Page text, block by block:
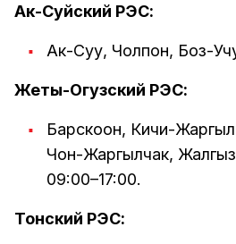
Ак-Суйский РЭС:
Ак-Суу, Чолпон, Боз-
Жеты-Огузский РЭС:
Барскоон, Кичи-
Чон-Жаргылчак,
09:00–17:00.
Тонский РЭС: